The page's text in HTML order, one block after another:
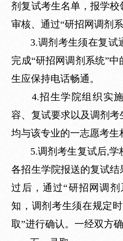
剂复试考生名单，报学
审核、通过“研招网调剂
3.调剂考生须在复试
完成“研招网调剂系统”
生应保持电话畅通。
4.招生学院组织实
容、复试要求以及调剂考
均与该专业的一志愿考生
5.调剂考生复试后,
各招生学院报送的复试
过后，通过“研招网调
知，调剂考生须在规定
取”进行确认。一经双方